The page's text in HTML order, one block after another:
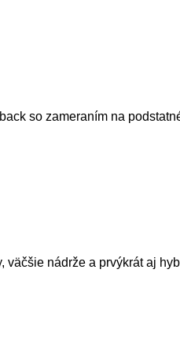
so zameraním na
väčšie nádrže a prvýkrát aj